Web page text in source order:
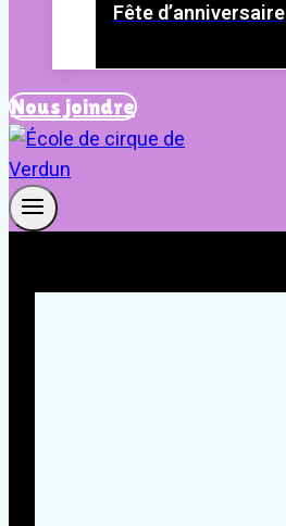
Fête d’anniversaire
Nous joindre